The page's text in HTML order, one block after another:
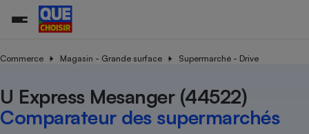
Commerce Magasin - Grande surface Supermarché - Drive
U Express Mesanger (44522)
Comparateur des supermarchés
Organismes de défense
Système judiciairegratuit
Achat - Vente - Travaux
Démarche administrative
Train
Transport aérien
Toutes les actualités
Enquêtes
Tous les services
Tous nos combats
Nos actions
L’association
Nos missions